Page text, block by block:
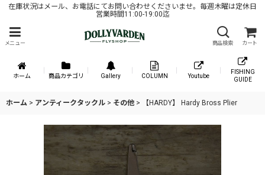
在庫状況はメール、お電話にてお問い合わせくださいませ。毎週木曜は定休日
営業時間11:00-19:00迄
メニュー 商品検索 カート
ホーム 商品カテゴリ Gallery COLUMN Youtube
FISHING
GUIDE
ホーム > アンティークタックル > その他 > 【HARDY】 Hardy Bross Plier